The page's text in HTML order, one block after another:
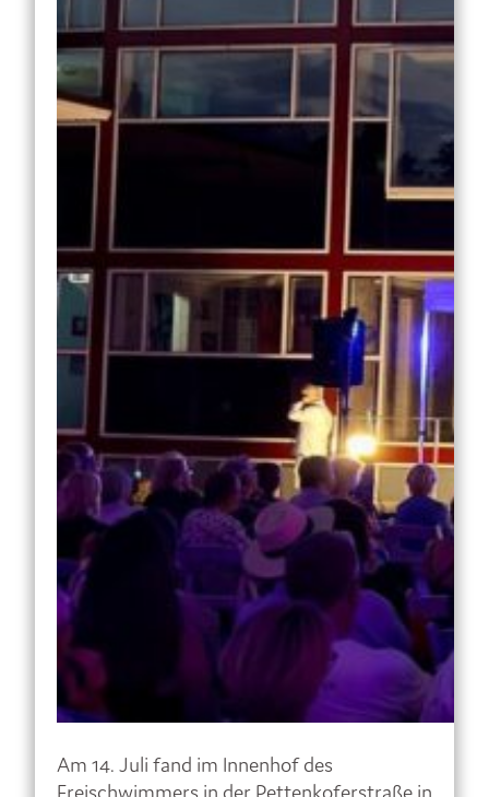
Am 14. Juli fand im Innenhof des
Freischwimmers in der Pettenkoferstraße in